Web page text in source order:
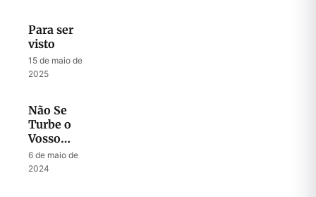
na Terra
Para ser
visto
15 de maio de
2025
Não Se
Turbe o
Vosso
Coração
6 de maio de
2024